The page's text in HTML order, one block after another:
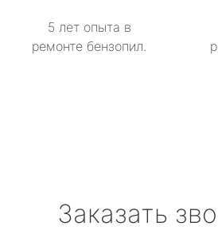
5 лет опыта в
ремонте бензопил.
Заказать